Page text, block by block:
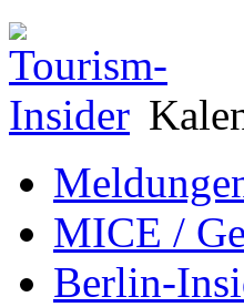
MICE /
Berlin-